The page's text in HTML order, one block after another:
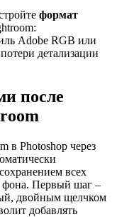
формат
Adobe RGB или
детализации
после
в Photoshop через
всех
фона. Первый шаг –
двойным щелчком
добавлять